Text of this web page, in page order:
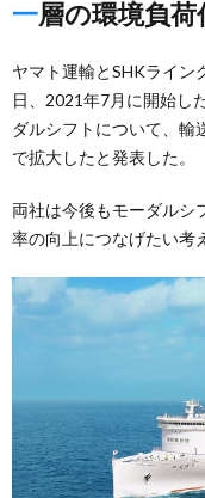
一層の環境負
ヤマト運輸とSHKライン
日、2021年7月に開始し
ダルシフトについて、輸
で拡大したと発表した。
両社は今後もモーダルシ
率の向上につなげたい考